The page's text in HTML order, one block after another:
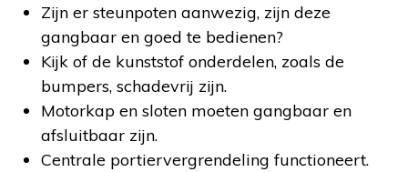
Zijn er steunpoten aanwezig, zijn deze
gangbaar en goed te bedienen?
Kijk of de kunststof onderdelen, zoals de
bumpers, schadevrij zijn.
Motorkap en sloten moeten gangbaar en
afsluitbaar zijn.
Centrale portiervergrendeling functioneert.